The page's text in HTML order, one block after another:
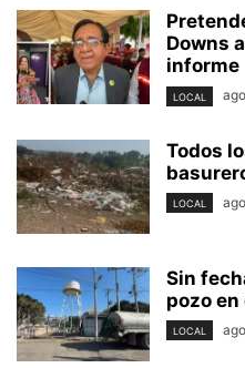
Downs
informe
LOCAL
Todos
LOCAL
Sin
pozo
LOCAL